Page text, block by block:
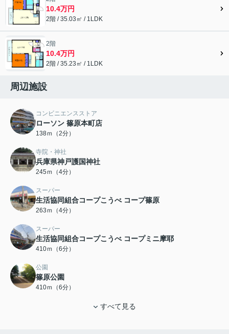
10.4万円
2階 / 35.03㎡ / 1LDK
2階
10.4万円
2階 / 35.23㎡ / 1LDK
周辺施設
コンビニエンスストア
ローソン 篠原本町店
138ｍ（2分）
寺院・神社
兵庫県神戸護国神社
245ｍ（4分）
スーパー
生活協同組合コープこうべ コープ篠原
263ｍ（4分）
スーパー
生活協同組合コープこうべ コープミニ摩耶
410ｍ（6分）
公園
篠原公園
410ｍ（6分）
すべて見る